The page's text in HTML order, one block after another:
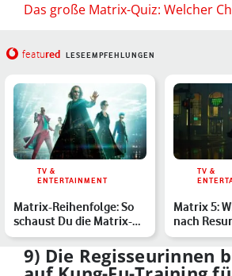
Das große Matrix-Quiz: Welcher
featured LESEEMPFEHLUNGEN
TV &
ENTERTAINMENT
Matrix-Reihenfolge: So
schaust Du die Matrix-
Teile richtig
TV &
Matrix 5:
nach
Neo
9) Die Regisseurinnen